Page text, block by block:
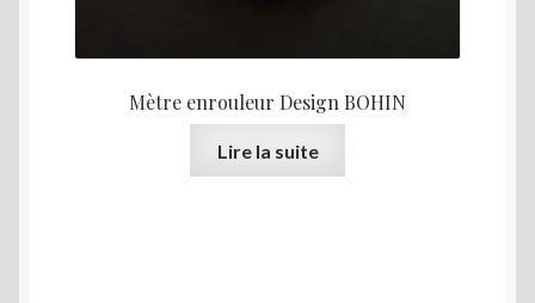
Mètre enrouleur Design BOHIN
Lire la suite